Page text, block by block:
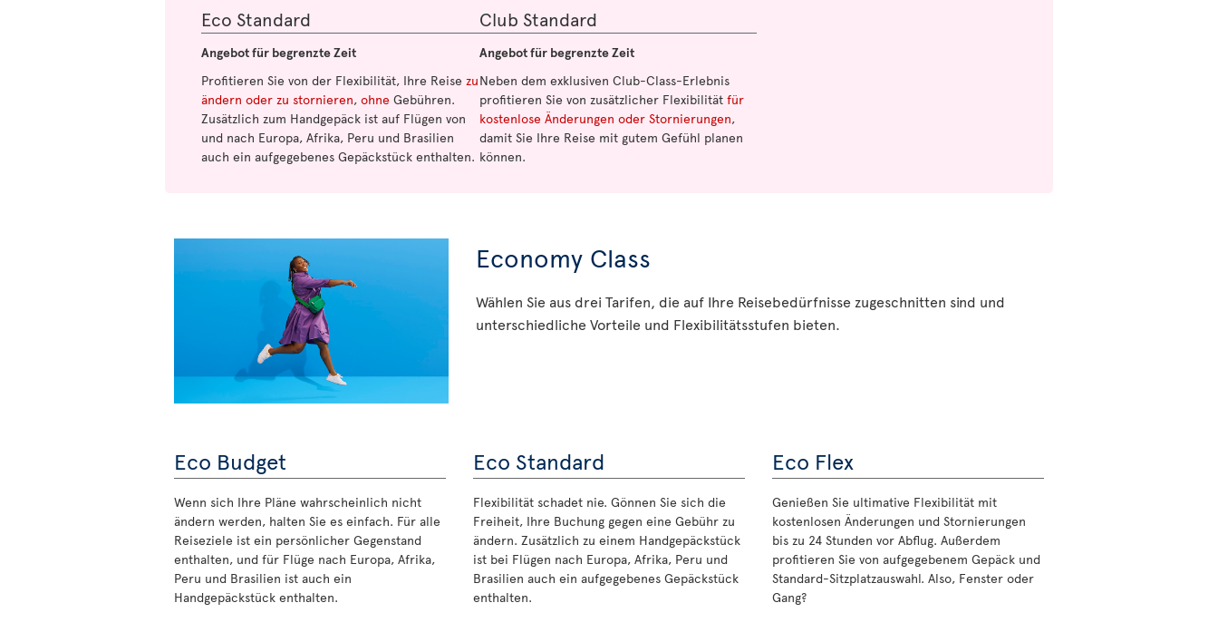
Eco Standard
Angebot für begrenzte Zeit
Profitieren Sie von der Flexibilität, Ihre Reise zu
ändern oder zu stornieren, ohne Gebühren.
Zusätzlich zum Handgepäck ist auf Flügen von
und nach Europa, Afrika, Peru und Brasilien
auch ein aufgegebenes Gepäckstück enthalten.
Club Standard
Angebot für begrenzte Zeit
Neben dem exklusiven Club-Class-Erlebnis
profitieren Sie von zusätzlicher Flexibilität für
kostenlose Änderungen oder Stornierungen,
damit Sie Ihre Reise mit gutem Gefühl planen
können.
Economy Class
Wählen Sie aus drei Tarifen, die auf Ihre Reisebedürfnisse zugeschnitten sind und
unterschiedliche Vorteile und Flexibilitätsstufen bieten.
Eco Budget
Wenn sich Ihre Pläne wahrscheinlich nicht
ändern werden, halten Sie es einfach. Für alle
Reiseziele ist ein persönlicher Gegenstand
enthalten, und für Flüge nach Europa, Afrika,
Peru und Brasilien ist auch ein
Handgepäckstück enthalten.
Eco Standard
Flexibilität schadet nie. Gönnen Sie sich die
Freiheit, Ihre Buchung gegen eine Gebühr zu
ändern. Zusätzlich zu einem Handgepäckstück
ist bei Flügen nach Europa, Afrika, Peru und
Brasilien auch ein aufgegebenes Gepäckstück
enthalten.
Eco Flex
Genießen Sie ultimative Flexibilität mit
kostenlosen Änderungen und Stornierungen
bis zu 24 Stunden vor Abflug. Außerdem
profitieren Sie von aufgegebenem Gepäck und
Standard-Sitzplatzauswahl. Also, Fenster oder
Gang?